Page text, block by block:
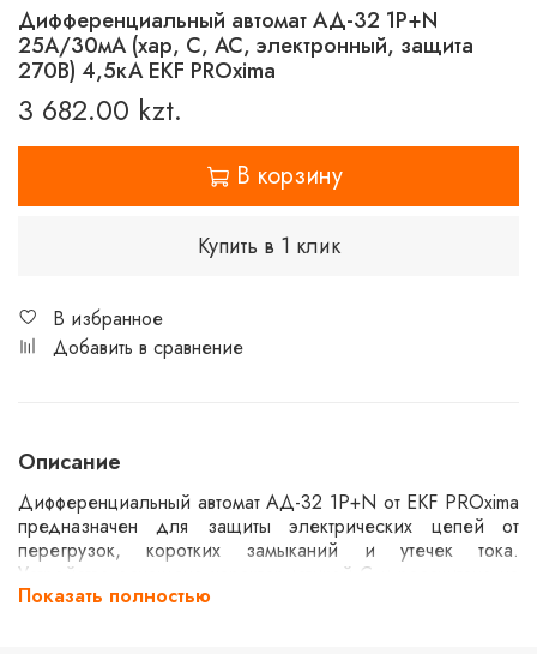
Дифференциальный автомат АД-32 1P+N
25А/30мА (хар, C, AC, электронный, защита
270В) 4,5кА EKF PROxima
3 682.00 kzt.
В корзину
Купить в 1 клик
В избранное
Добавить в сравнение
Описание
Дифференциальный автомат АД-32 1P+N от EKF PROxima
предназначен для защиты электрических цепей от
перегрузок, коротких замыканий и утечек тока.
Устройство оснащено характеристикой C и рассчитано на
номинальный ток 25А с током утечки 30мА. Электронный
Показать полностью